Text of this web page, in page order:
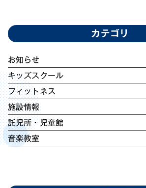
カテゴリ
お知らせ
キッズスクール
フィットネス
施設情報
託児所・児童館
音楽教室